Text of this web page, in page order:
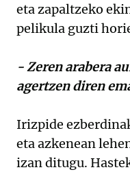
eta zapaltzeko
pelikula guzti
- Zeren arabera
agertzen diren
Irizpide
eta azkenean
izan ditugu.